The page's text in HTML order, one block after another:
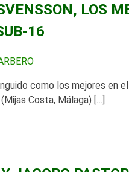
LOS
16
como los mejores en
Costa, Málaga) […]